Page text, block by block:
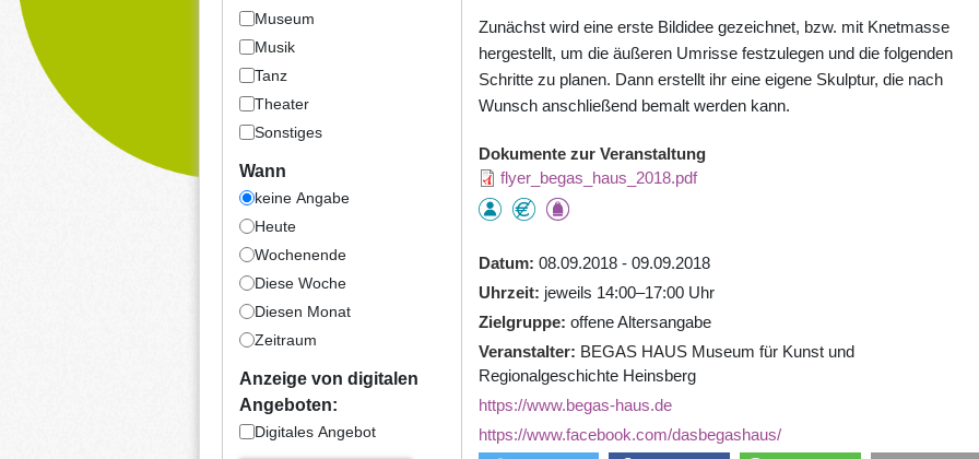
Museum
Musik
Tanz
Theater
Sonstiges
Wann
keine Angabe
Heute
Wochenende
Diese Woche
Diesen Monat
Zeitraum
Anzeige von digitalen
Angeboten:
Digitales Angebot
Zunächst wird eine erste Bildidee gezeichnet, bzw. mit Knetmasse
hergestellt, um die äußeren Umrisse festzulegen und die folgenden
Schritte zu planen. Dann erstellt ihr eine eigene Skulptur, die nach
Wunsch anschließend bemalt werden kann.
Dokumente zur Veranstaltung
flyer_begas_haus_2018.pdf
Datum 08.09.2018 - 09.09.2018
Uhrzeit
jeweils 14:00–17:00 Uhr
Zielgruppe offene Altersangabe
Veranstalter
BEGAS HAUS Museum für Kunst und
Regionalgeschichte Heinsberg
https://www.begas-haus.de
https://www.facebook.com/dasbegashaus/